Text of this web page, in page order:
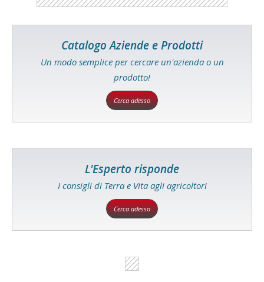
Catalogo Aziende e Prodotti
Un modo semplice per cercare un'azienda o un
prodotto!
Cerca adesso
L'Esperto risponde
I consigli di Terra e Vita agli agricoltori
Cerca adesso